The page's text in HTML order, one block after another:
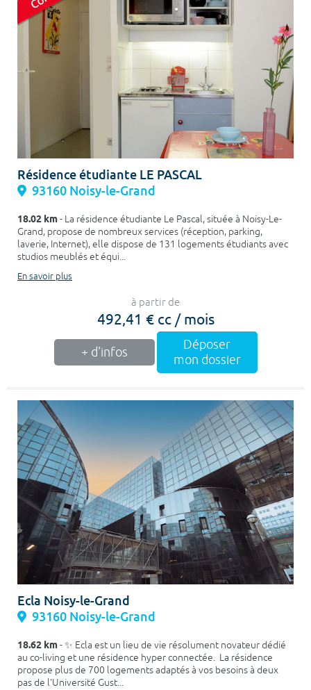
Résidence étudiante LE PASCAL
93160 Noisy-le-Grand
18.02 km- La résidence étudiante Le Pascal, située à Noisy-Le-
Grand, propose de nombreux services (réception, parking,
laverie, Internet), elle dispose de 131 logements étudiants avec
studios meublés et équi...
En savoir plus
à partir de
492,41 € cc / mois
+ d'infos
Déposer
mon dossier
Ecla Noisy-le-Grand
93160 Noisy-le-Grand
18.62 km- ✨ Ecla est un lieu de vie résolument novateur dédié
au co-living et une résidence hyper connectée. La résidence
propose plus de 700 logements adaptés à vos besoins à deux
pas de l'Université Gust...